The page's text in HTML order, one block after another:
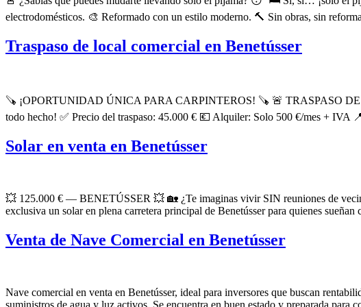
electrodomésticos. 🎨 Reformado con un estilo moderno. 🔨 Sin obras, sin
Traspaso de local comercial en Benetússer
🪚 ¡OPORTUNIDAD ÚNICA PARA CARPINTEROS! 🪚 🚨 TRASPASO
todo hecho! ✅ Precio del traspaso: 45.000 € 💶 Alquiler: Solo 500 €/mes + IVA
Solar en venta en Benetússer
💥 125.000 € — BENETÚSSER 💥 🏡 ¿Te imaginas vivir SIN reuniones de
exclusiva un solar en plena carretera principal de Benetússer para quienes
Venta de Nave Comercial en Benetússer
Nave comercial en venta en Benetússer, ideal para inversores que buscan